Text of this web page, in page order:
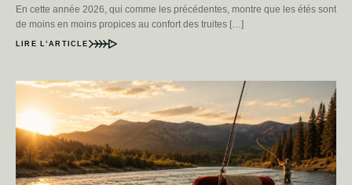
En cette année 2026, qui comme les précédentes, montre que les étés sont
de moins en moins propices au confort des truites […]
LIRE L’ARTICLE